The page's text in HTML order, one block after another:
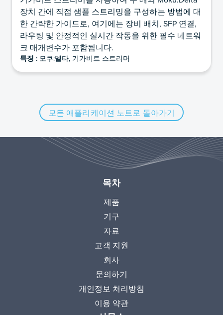
장치 간에 직접 샘플 스트리밍을 구성하는 방법에 대
한 간략한 가이드로, 여기에는 장비 배치, SFP 연결,
라우팅 및 안정적인 실시간 작동을 위한 필수 네트워
크 매개변수가 포함됩니다.
특징 : 모쿠:델타, 기가비트 스트리머
모든 애플리케이션 노트로 돌아가기
목차
제품
기구
자료
고객 지원
회사
문의하기
개인정보 처리방침
이용 약관